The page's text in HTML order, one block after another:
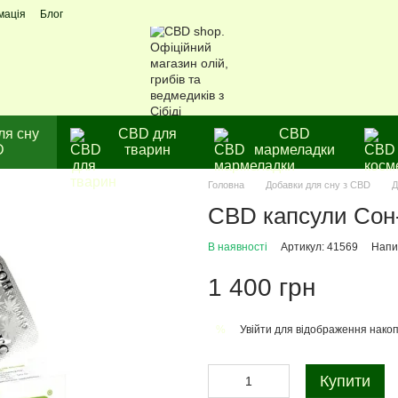
Блог
сну
CBD для
тварин
CBD
мармеладки
Головна Добавки для сну з CBD
CBD капсули
В наявності Артикул: 41569
1 400 грн
% Увійти для відображення
Купити